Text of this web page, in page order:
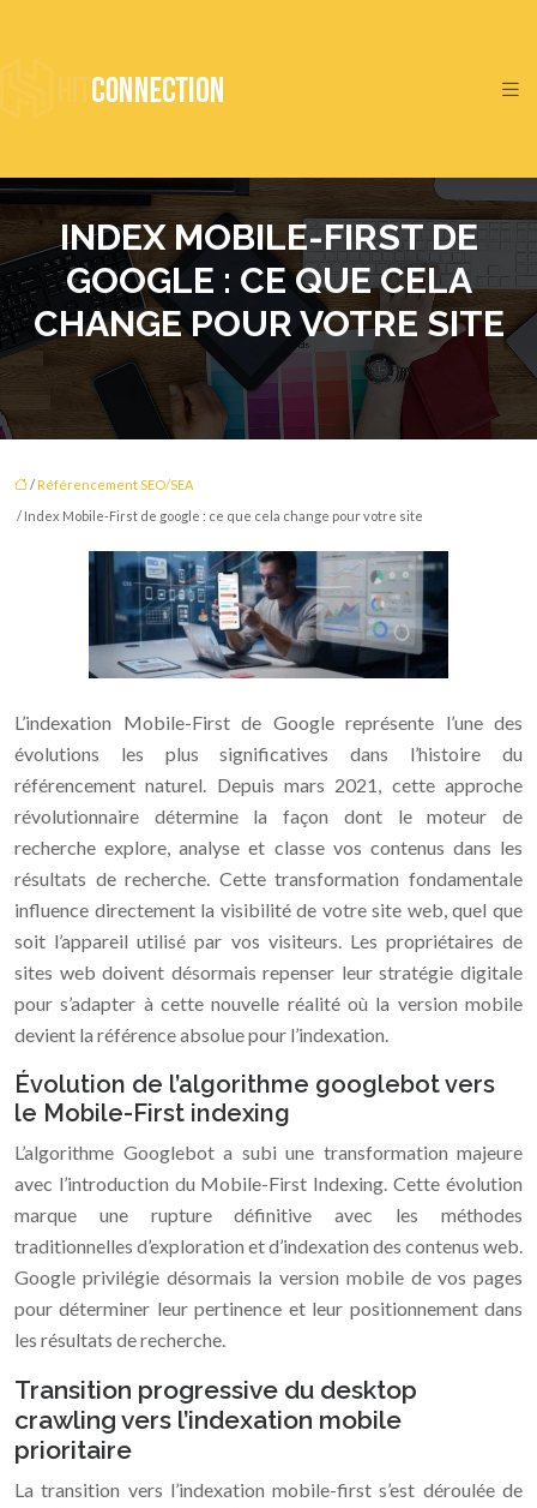
INDEX MOBILE-FIRST DE
GOOGLE : CE QUE CELA
CHANGE POUR VOTRE SITE
/ Référencement SEO/SEA
/ Index Mobile-First de google : ce que cela change pour votre site
L’indexation Mobile-First de Google représente l’une des
évolutions les plus significatives dans l’histoire du
référencement naturel. Depuis mars 2021, cette approche
révolutionnaire détermine la façon dont le moteur de
recherche explore, analyse et classe vos contenus dans les
résultats de recherche. Cette transformation fondamentale
influence directement la visibilité de votre site web, quel que
soit l’appareil utilisé par vos visiteurs. Les propriétaires de
sites web doivent désormais repenser leur stratégie digitale
pour s’adapter à cette nouvelle réalité où la version mobile
devient la référence absolue pour l’indexation.
Évolution de l’algorithme googlebot vers
le Mobile-First indexing
L’algorithme Googlebot a subi une transformation majeure
avec l’introduction du Mobile-First Indexing. Cette évolution
marque une rupture définitive avec les méthodes
traditionnelles d’exploration et d’indexation des contenus web.
Google privilégie désormais la version mobile de vos pages
pour déterminer leur pertinence et leur positionnement dans
les résultats de recherche.
Transition progressive du desktop
crawling vers l’indexation mobile
prioritaire
La transition vers l’indexation mobile-first s’est déroulée de